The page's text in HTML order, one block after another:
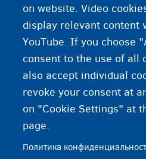
on website. Video
display relevant content
YouTube. If you choose
consent to the use of all
also accept individual
revoke your consent at
on "Cookie Settings" at
page.
Политика